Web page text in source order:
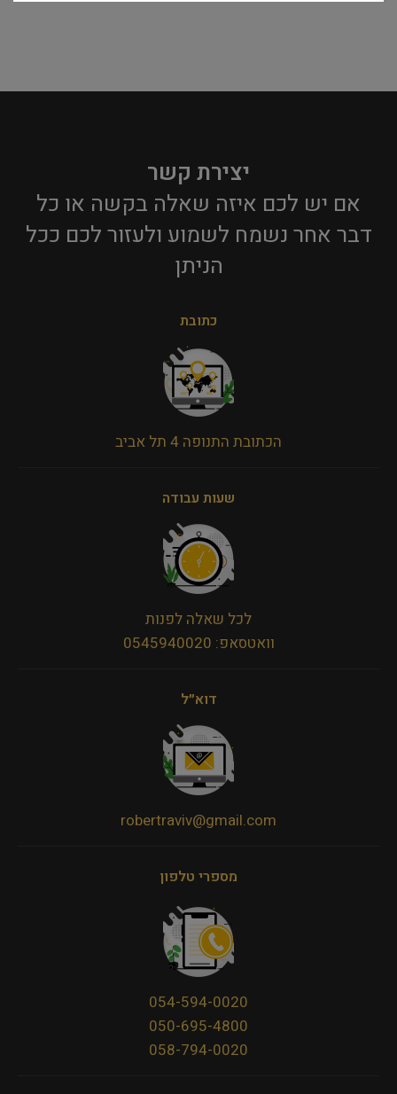
יצירת קשר
אם יש לכם איזה שאלה בקשה או כל
דבר אחר נשמח לשמוע ולעזור לכם ככל
הניתן​
כתובת
הכתובת התנופה 4 תל אביב
שעות עבודה
לכל שאלה לפנות
וואטסאפ: 0545940020
דוא״ל
robertraviv@gmail.com
מספרי טלפון
054-594-0020
050-695-4800
058-794-0020